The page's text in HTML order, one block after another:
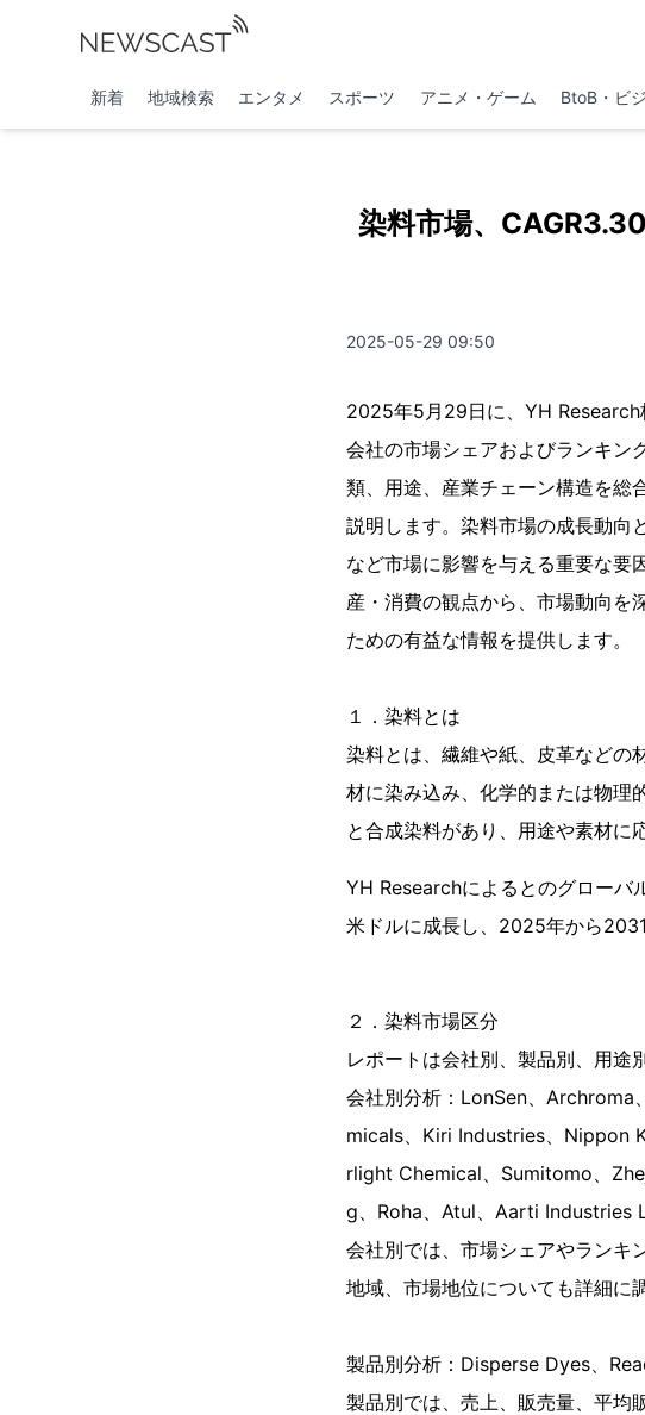
新着 地域検索 エンタメ スポーツ アニメ・ゲーム BtoB・ビ
染料市場、
2025-05-29 09:50
2025年5月29日に、YH Research
会社の市場シェアおよびランキン
類、用途、産業チェーン構造を総
説明します。染料市場の成長動向
など市場に影響を与える重要な要
産・消費の観点から、市場動向を
ための有益な情報を提供します。
１．染料とは
染料とは、繊維や紙、皮革などの
材に染み込み、化学的または物理
と合成染料があり、用途や素材に
YH Researchによるとのグロー
米ドルに成長し、2025年から
２．染料市場区分
レポートは会社別、製品別、用途
会社別分析：LonSen、
micals、Kiri Industries、Nippon
rlight Chemical、Sumitomo、
g、Roha、Atul、Aarti Industries
会社別では、市場シェアやランキ
地域、市場地位についても詳細に
製品別分析：Disperse Dyes、
製品別では、売上、販売量、平均